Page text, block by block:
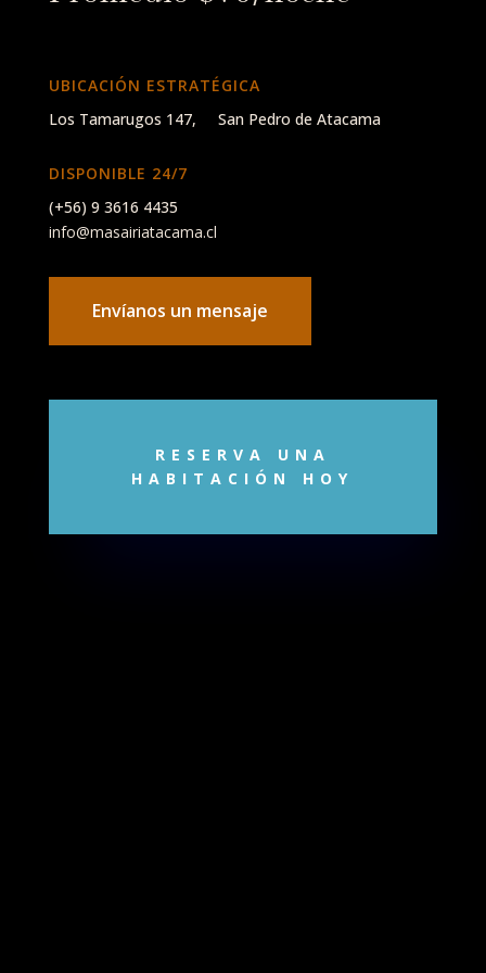
UBICACIÓN ESTRATÉGICA
Los Tamarugos 147, San Pedro de Atacama
DISPONIBLE 24/7
(+56) 9 3616 4435
info@masairiatacama.cl
Envíanos un mensaje
RESERVA UNA
HABITACIÓN HOY